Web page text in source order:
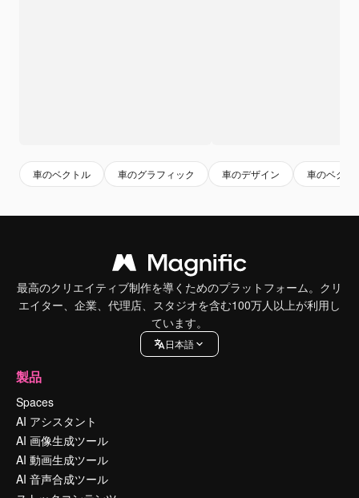
車のベクトル 車のグラフィック 車のデザイン 車のベクト
最高のクリエイティブ制作を導くためのプラットフォーム。クリ
エイター、企業、代理店、スタジオを含む100万人以上が利用し
ています。
日本語
製品
Spaces
AI アシスタント
AI 画像生成ツール
AI 動画生成ツール
AI 音声合成ツール